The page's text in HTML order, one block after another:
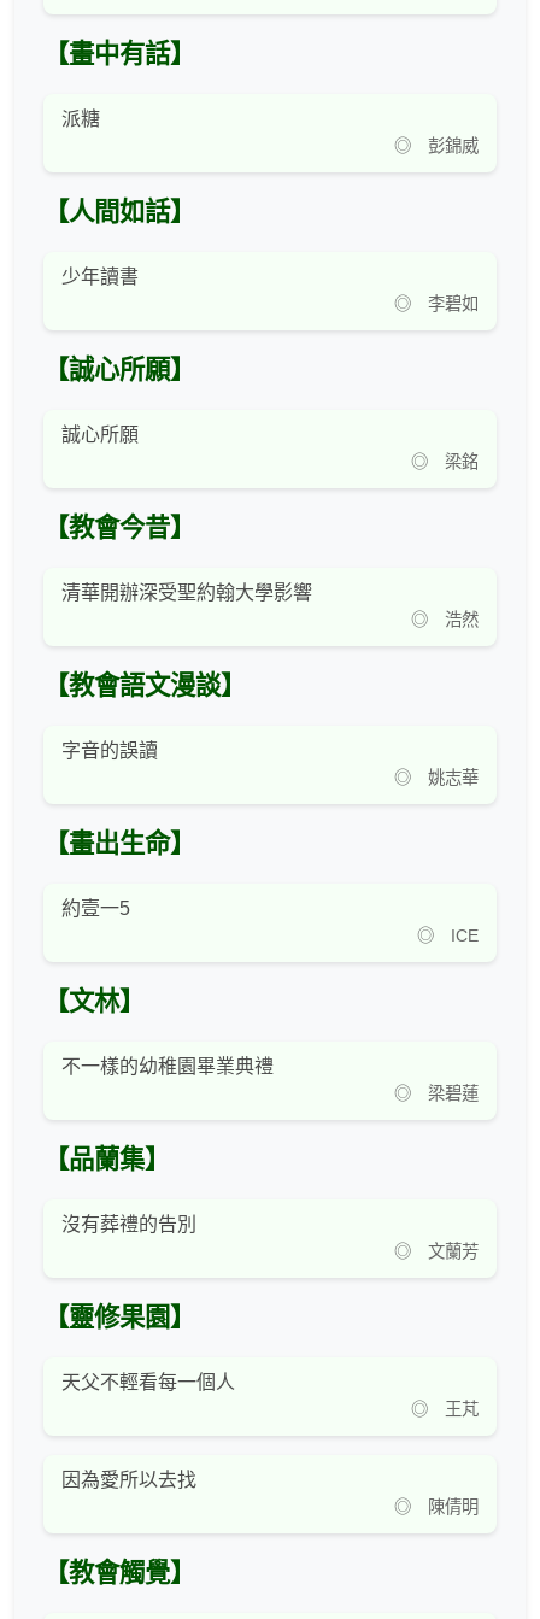
【畫中有話】
派糖
◎ 彭錦威
【人間如話】
少年讀書
◎ 李碧如
【誠心所願】
誠心所願
◎ 梁銘
【教會今昔】
清華開辦深受聖約翰大學影響
◎ 浩然
【教會語文漫談】
字音的誤讀
◎ 姚志華
【畫出生命】
約壹一5
◎ ICE
【文林】
不一樣的幼稚園畢業典禮
◎ 梁碧蓮
【品蘭集】
沒有葬禮的告別
◎ 文蘭芳
【靈修果園】
天父不輕看每一個人
◎ 王芃
因為愛所以去找
◎ 陳倩明
【教會觸覺】